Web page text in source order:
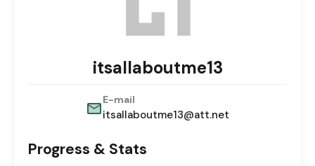
itsallaboutme13
E-mail
itsallaboutme13@att.net
Progress & Stats